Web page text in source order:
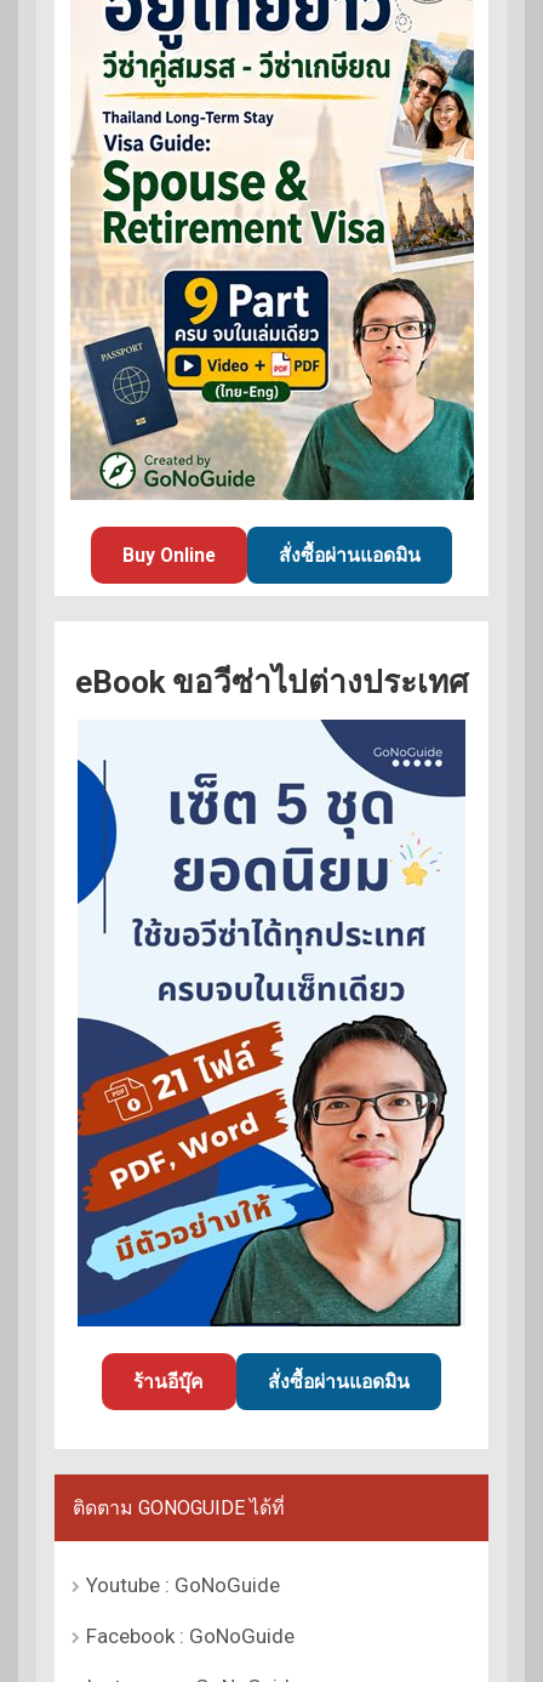
Buy Online สั่งซื้อผ่านแอดมิน
eBook ขอวีซ่าไปต่างประเทศ
ร้านอีบุ๊ค สั่งซื้อผ่านแอดมิน
ติดตาม GONOGUIDE ได้ที่
Youtube : GoNoGuide
Facebook : GoNoGuide